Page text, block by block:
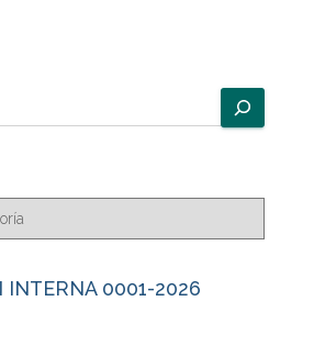
INTERNA 0001-2026